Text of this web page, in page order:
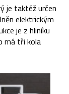
je taktéž určen
elektrickým
je z hliníku
má tři kola